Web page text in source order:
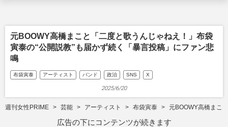
元BOOWY高橋まこと「二度と歌うんじゃねえ！」布袋
寅泰の“公開説教”も届かず続く「暴言投稿」にファン悲
鳴
布袋寅泰 アーティスト バンド 政治 SNS X
2025/6/20
週刊女性PRIME 芸能 アーティスト 布袋寅泰 元BOOWY高橋まこ
広告の下にコンテンツが続きます